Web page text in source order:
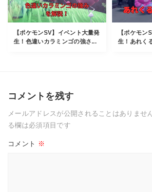
【ポケモンSV】イベント大量発
生！色違いカラミンゴの強さ...
【ポケモン
生！あれく
コメントを残す
メールアドレスが公開されることはありません
る欄は必須項目です
コメント ※